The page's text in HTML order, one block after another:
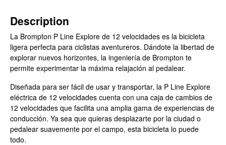
Description
La Brompton P Line Explore de 12 velocidades es la bicicleta
ligera perfecta para ciclistas aventureros. Dándote la libertad de
explorar nuevos horizontes, la ingeniería de Brompton te
permite experimentar la máxima relajación al pedalear.
Diseñada para ser fácil de usar y transportar, la P Line Explore
eléctrica de 12 velocidades cuenta con una caja de cambios de
12 velocidades que facilita una amplia gama de experiencias de
conducción. Ya sea que quieras desplazarte por la ciudad o
pedalear suavemente por el campo, esta bicicleta lo puede
todo.